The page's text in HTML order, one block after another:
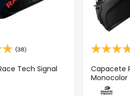
(38)
Tech Signal
Capacete
Monocolor